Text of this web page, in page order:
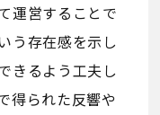
運営することで
う存在感を示し
きるよう工夫し
得られた反響や